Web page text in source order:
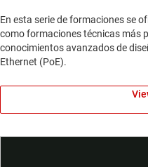
En esta serie de formaciones se
como formaciones técnicas más
conocimientos avanzados de
Ethernet (PoE).